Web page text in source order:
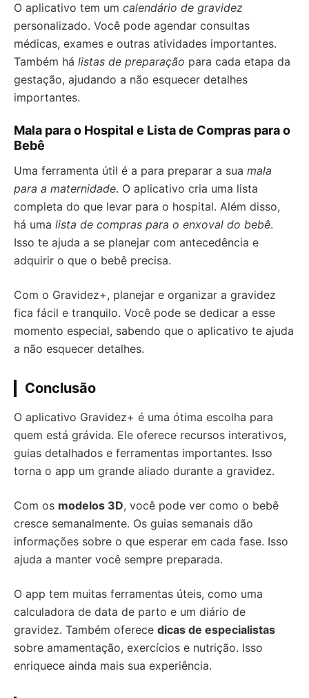
O aplicativo tem um calendário de gravidez
personalizado. Você pode agendar consultas
médicas, exames e outras atividades importantes.
Também há listas de preparação para cada etapa da
gestação, ajudando a não esquecer detalhes
importantes.
Mala para o Hospital e Lista de Compras para o
Bebê
Uma ferramenta útil é a para preparar a sua mala
para a maternidade. O aplicativo cria uma lista
completa do que levar para o hospital. Além disso,
há uma lista de compras para o enxoval do bebê.
Isso te ajuda a se planejar com antecedência e
adquirir o que o bebê precisa.
Com o Gravidez+, planejar e organizar a gravidez
fica fácil e tranquilo. Você pode se dedicar a esse
momento especial, sabendo que o aplicativo te ajuda
a não esquecer detalhes.
Conclusão
O aplicativo Gravidez+ é uma ótima escolha para
quem está grávida. Ele oferece recursos interativos,
guias detalhados e ferramentas importantes. Isso
torna o app um grande aliado durante a gravidez.
Com os modelos 3D, você pode ver como o bebê
cresce semanalmente. Os guias semanais dão
informações sobre o que esperar em cada fase. Isso
ajuda a manter você sempre preparada.
O app tem muitas ferramentas úteis, como uma
calculadora de data de parto e um diário de
gravidez. Também oferece dicas de especialistas
sobre amamentação, exercícios e nutrição. Isso
enriquece ainda mais sua experiência.